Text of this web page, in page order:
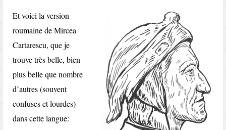
Et voici la version
roumaine de Mircea
Cartarescu, que je
trouve très belle, bien
plus belle que nombre
d’autres (souvent
confuses et lourdes)
dans cette langue: